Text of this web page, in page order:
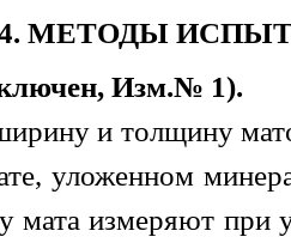
МЕТОДЫ
Изм.№ 1).
и толщину
уложенном
мата измеряют при